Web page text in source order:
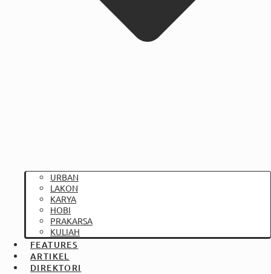
URBAN
LAKON
KARYA
HOBI
PRAKARSA
KULIAH
FEATURES
ARTIKEL
DIREKTORI